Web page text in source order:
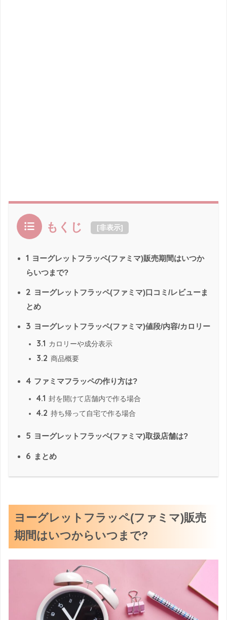
もくじ [非表示]
1 ヨーグレットフラッペ(ファミマ)販売期間はいつか
らいつまで?
2 ヨーグレットフラッペ(ファミマ)口コミ/レビューま
とめ
3 ヨーグレットフラッペ(ファミマ)値段/内容/カロリー
3.1 カロリーや成分表示
3.2 商品概要
4 ファミマフラッペの作り方は?
4.1 封を開けて店舗内で作る場合
4.2 持ち帰って自宅で作る場合
5 ヨーグレットフラッペ(ファミマ)取扱店舗は?
6 まとめ
ヨーグレットフラッペ(ファミマ)販売
期間はいつからいつまで?